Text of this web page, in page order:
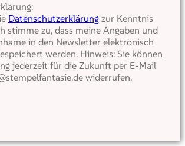
Datenschutzerklärung zur Kenntnis
stimme zu, dass meine Angaben und
in den Newsletter elektronisch
werden. Hinweis: Sie können
jederzeit für die Zukunft per E-Mail
widerrufen.